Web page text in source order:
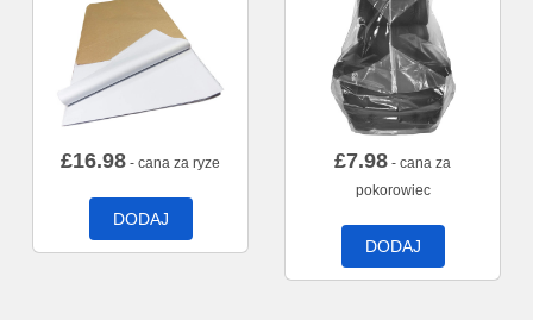
£16.98 - cana za ryze
DODAJ
£7.98 - cana za
pokorowiec
DODAJ